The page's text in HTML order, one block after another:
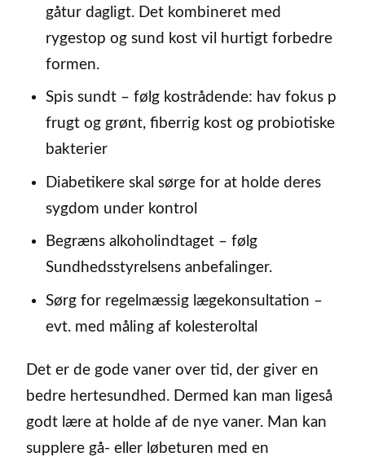
gåtur dagligt. Det kombineret med
rygestop og sund kost vil hurtigt forbedre
formen.
Spis sundt – følg kostrådende: hav fokus p
frugt og grønt, fiberrig kost og probiotiske
bakterier
Diabetikere skal sørge for at holde deres
sygdom under kontrol
Begræns alkoholindtaget – følg
Sundhedsstyrelsens anbefalinger.
Sørg for regelmæssig lægekonsultation –
evt. med måling af kolesteroltal
Det er de gode vaner over tid, der giver en
bedre hertesundhed. Dermed kan man ligeså
godt lære at holde af de nye vaner. Man kan
supplere gå- eller løbeturen med en